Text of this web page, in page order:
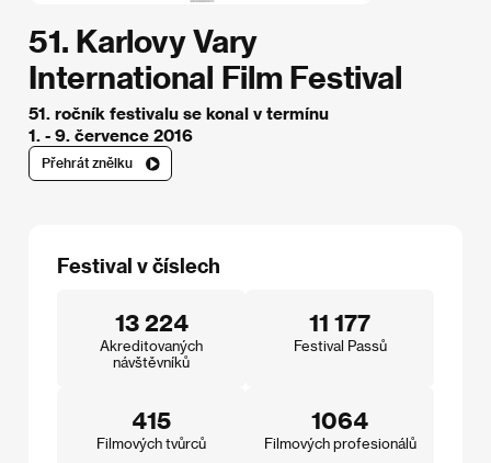
51. Karlovy Vary
International Film Festival
51. ročník festivalu se konal v termínu
1. - 9. července 2016
Přehrát znělku
Festival v číslech
13 224
Akreditovaných
návštěvníků
11 177
Festival Passů
415
Filmových tvůrců
1064
Filmových profesionálů